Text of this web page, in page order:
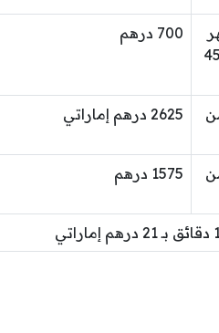
أشهر
من وقت التسجيل)، مدة الحصة 45
700 درهم
2625 درهم إماراتي
1575 درهم